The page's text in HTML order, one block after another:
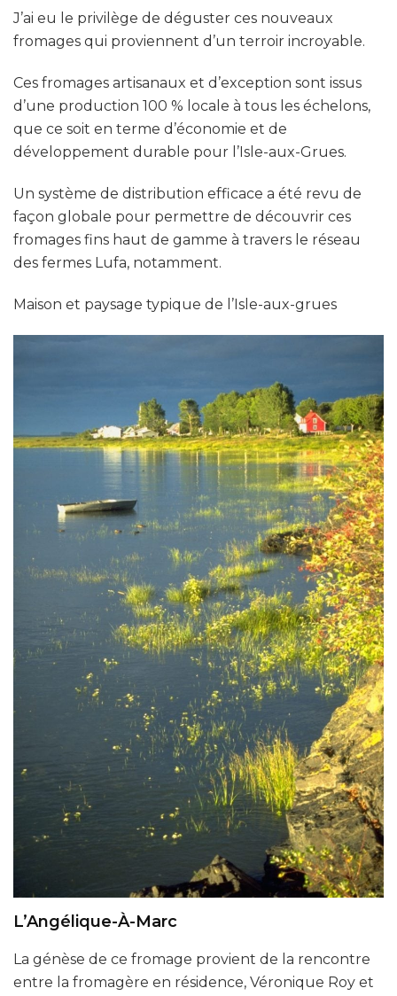
J’ai eu le privilège de déguster ces nouveaux
fromages qui proviennent d’un terroir incroyable.
Ces fromages artisanaux et d’exception sont issus
d’une production 100 % locale à tous les échelons,
que ce soit en terme d’économie et de
développement durable pour l’Isle-aux-Grues.
Un système de distribution efficace a été revu de
façon globale pour permettre de découvrir ces
fromages fins haut de gamme à travers le réseau
des fermes Lufa, notamment.
Maison et paysage typique de l’Isle-aux-grues
L’Angélique-À-Marc
La génèse de ce fromage provient de la rencontre
entre la fromagère en résidence, Véronique Roy et